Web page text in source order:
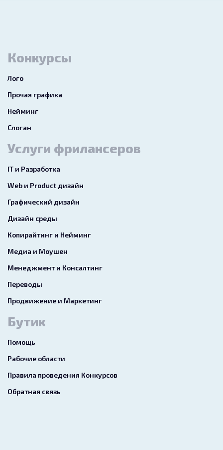
Конкурсы
Лого
Прочая графика
Нейминг
Слоган
Услуги фрилансеров
IT и Разработка
Web и Product дизайн
Графический дизайн
Дизайн среды
Копирайтинг и Нейминг
Медиа и Моушен
Менеджмент и Консалтинг
Переводы
Продвижение и Маркетинг
Бутик
Помощь
Рабочие области
Правила проведения Конкурсов
Обратная связь